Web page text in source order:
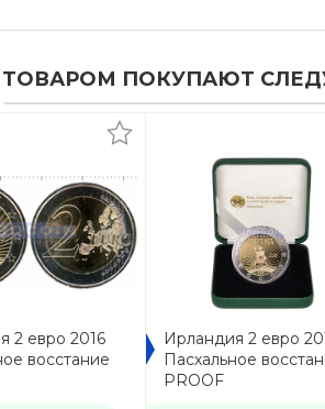
ТОВАРОМ ПОКУПАЮТ
2 евро 2016
восстание
Ирландия 2 евро
Пасхальное
PROOF